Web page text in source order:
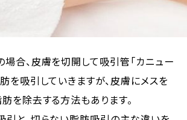
合、皮膚を切開して吸引管「カニュー
を吸引していきますが、皮膚にメスを
を除去する方法もあります。